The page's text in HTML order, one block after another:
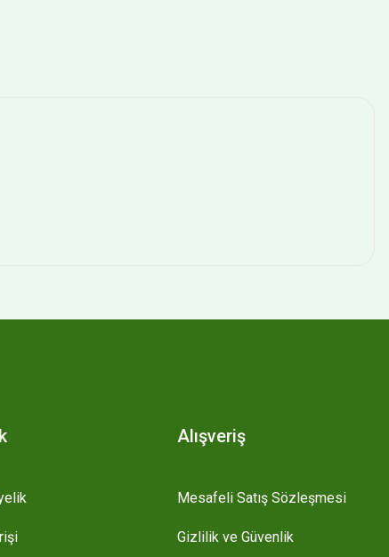
Alışveriş
Mesafeli Satış Sözleşmesi
Gizlilik ve Güvenlik